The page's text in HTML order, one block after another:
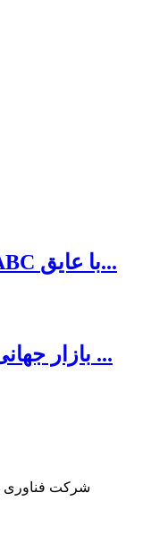
گیره لنگر برای خطوط LV-ABC با عایق...
بازار جهانی عایق ها در حال رشد است ...
شرکت فناوری